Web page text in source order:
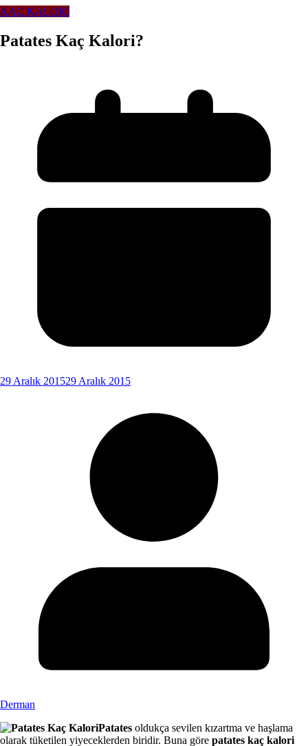
KAÇ KALORİ
Patates Kaç Kalori?
29 Aralık 201529 Aralık 2015
Derman
Patates oldukça sevilen kızartma ve haşlama
olarak tüketilen yiyeceklerden biridir. Buna göre patates kaç kalori